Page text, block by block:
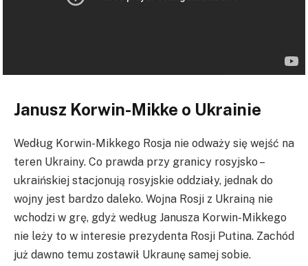
Janusz Korwin-Mikke o Ukrainie
Według Korwin-Mikkego Rosja nie odważy się wejść na
teren Ukrainy. Co prawda przy granicy rosyjsko –
ukraińskiej stacjonują rosyjskie oddziały, jednak do
wojny jest bardzo daleko. Wojna Rosji z Ukrainą nie
wchodzi w grę, gdyż według Janusza Korwin-Mikkego
nie leży to w interesie prezydenta Rosji Putina. Zachód
już dawno temu zostawił Ukraunę samej sobie.